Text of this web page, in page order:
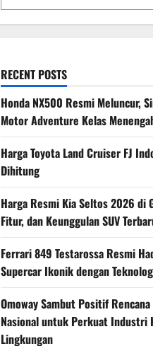
RECENT POSTS
Honda NX500 Resmi Meluncur,
Motor Adventure Kelas
Harga Toyota Land Cruiser FJ
Dihitung
Harga Resmi Kia Seltos 2026 di
Fitur, dan Keunggulan SUV
Ferrari 849 Testarossa Resmi
Supercar Ikonik dengan
Omoway Sambut Positif
Nasional untuk Perkuat Industri
Lingkungan